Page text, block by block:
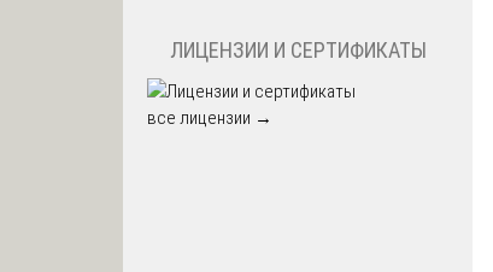
ЛИЦЕНЗИИ И СЕРТИФИКАТЫ
все лицензии →